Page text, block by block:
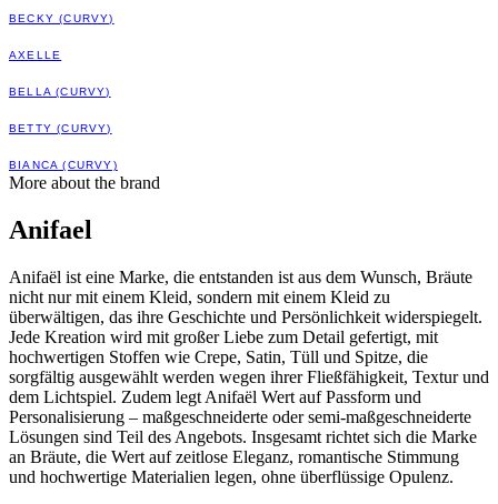
BECKY (CURVY)
AXELLE
BELLA (CURVY)
BETTY (CURVY)
BIANCA (CURVY)
More about the brand
Anifael
Anifaël ist eine Marke, die entstanden ist aus dem Wunsch, Bräute
nicht nur mit einem Kleid, sondern mit einem Kleid zu
überwältigen, das ihre Geschichte und Persönlichkeit widerspiegelt.
Jede Kreation wird mit großer Liebe zum Detail gefertigt, mit
hochwertigen Stoffen wie Crepe, Satin, Tüll und Spitze, die
sorgfältig ausgewählt werden wegen ihrer Fließfähigkeit, Textur und
dem Lichtspiel. Zudem legt Anifaël Wert auf Passform und
Personalisierung – maßgeschneiderte oder semi-maßgeschneiderte
Lösungen sind Teil des Angebots. Insgesamt richtet sich die Marke
an Bräute, die Wert auf zeitlose Eleganz, romantische Stimmung
und hochwertige Materialien legen, ohne überflüssige Opulenz.